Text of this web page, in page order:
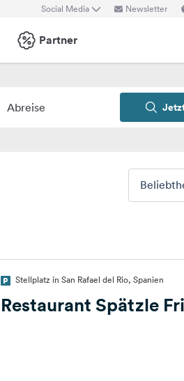
Social Media Newsletter
Partner
Abreise
Stellplatz in San Rafael del Rio, Spanien
Restaurant Spätzle